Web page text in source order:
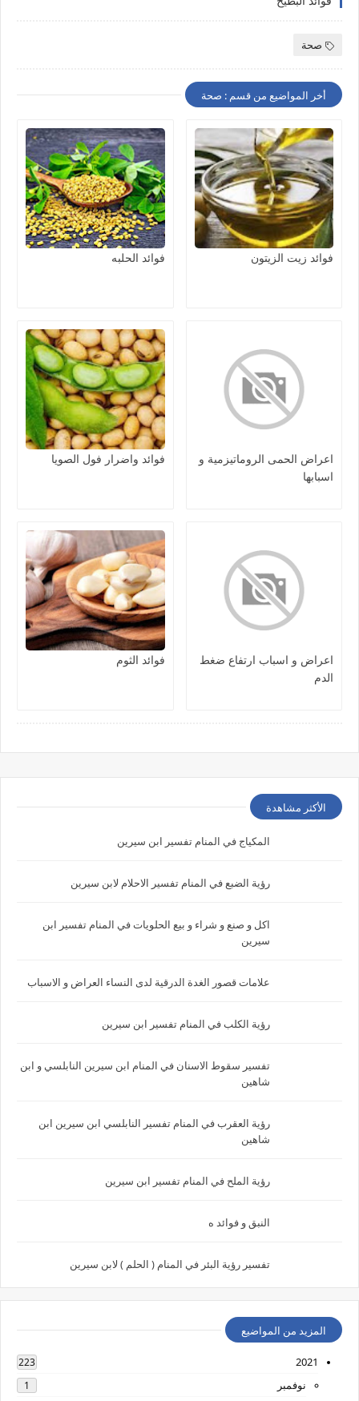
صحة
أخر المواضيع من قسم : صحة
فوائد زيت الزيتون فوائد الحلبه
اعراض الحمى الروماتيزمية و
اسبابها
فوائد واضرار فول الصويا
اعراض و اسباب ارتفاع ضغط
الدم
فوائد الثوم
الأكثر مشاهدة
المكياج في المنام تفسير ابن سيرين
رؤية الضبع في المنام تفسير الاحلام لابن سيرين
اكل و صنع و شراء و بيع الحلويات في المنام تفسير ابن
سيرين
علامات قصور الغدة الدرقية لدى النساء العراض و الاسباب
رؤية الكلب في المنام تفسير ابن سيرين
تفسير سقوط الاسنان في المنام ابن سيرين النابلسي و ابن
شاهين
رؤية العقرب في المنام تفسير النابلسي ابن سيرين ابن
شاهين
رؤية الملح في المنام تفسير ابن سيرين
النبق و فوائد ه
تفسير رؤية البئر في المنام ( الحلم ) لابن سيرين
المزيد من المواضيع
2021
223
نوفمبر 1